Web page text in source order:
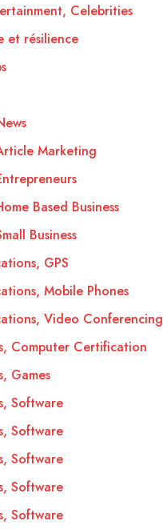
Celebrities
et résilience
Marketing
Based Business
Business
GPS
Mobile Phones
Video Conferencing
Computer Certification
Games
Software
Software
Software
Software
Software